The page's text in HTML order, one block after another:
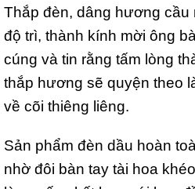
Thắp đèn, dâng hương cầu
độ trì, thành kính mời ông
cúng và tin rằng tấm lòng
thắp hương sẽ quyện theo
về cõi thiêng liêng.
Sản phẩm đèn dầu hoàn
nhờ đôi bàn tay tài hoa